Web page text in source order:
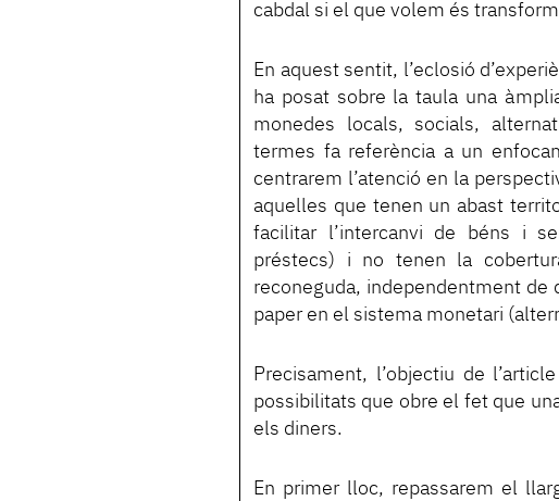
cabdal si el que volem és
En aquest sentit, l’eclosió
ha posat sobre la taula una
monedes locals, socials,
termes fa referència a un
centrarem l’atenció en la
aquelles que tenen un abast
facilitar l’intercanvi de béns i
préstecs) i no tenen la
reconeguda, independentment de
paper en el sistema monetari
Precisament, l’objectiu de
possibilitats que obre el fet que
els diners.
En primer lloc, repassarem el